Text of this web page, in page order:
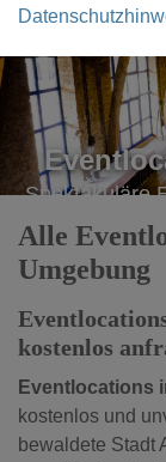
Spektakuläre
Alle
Umgebung
kostenlos
Eventlocations
kostenlos und
bewaldete Stadt